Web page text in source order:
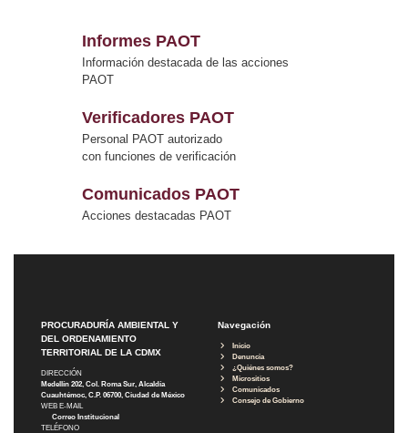
Informes PAOT
Información destacada de las acciones
PAOT
Verificadores PAOT
Personal PAOT autorizado
con funciones de verificación
Comunicados PAOT
Acciones destacadas PAOT
PROCURADURÍA AMBIENTAL Y
DEL ORDENAMIENTO
TERRITORIAL DE LA CDMX
DIRECCIÓN
Medellín 202, Col. Roma Sur, Alcaldía
Cuauhtémoc, C.P. 06700, Ciudad de México
WEB E-MAIL
Correo Institucional
TELÉFONO
Navegación
Inicio
Denuncia
¿Quiénes somos?
Micrositios
Comunicados
Consejo de Gobierno